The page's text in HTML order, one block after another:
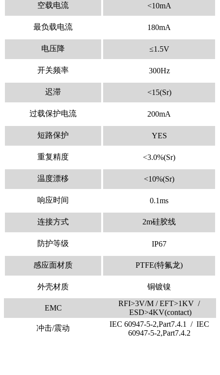
空载电流 <10mA
最负载电流 180mA
电压降 ≤1.5V
开关频率 300Hz
迟滞 <15(Sr)
过载保护电流 200mA
短路保护 YES
重复精度 <3.0%(Sr)
温度漂移 <10%(Sr)
响应时间 0.1ms
连接方式 2m硅胶线
防护等级 IP67
感应面材质 PTFE(特氟龙)
外壳材质 铜镀镍
EMC
RFI>3V/M / EFT>1KV /
ESD>4KV(contact)
冲击/震动
IEC 60947-5-2,Part7.4.1 / IEC
60947-5-2,Part7.4.2